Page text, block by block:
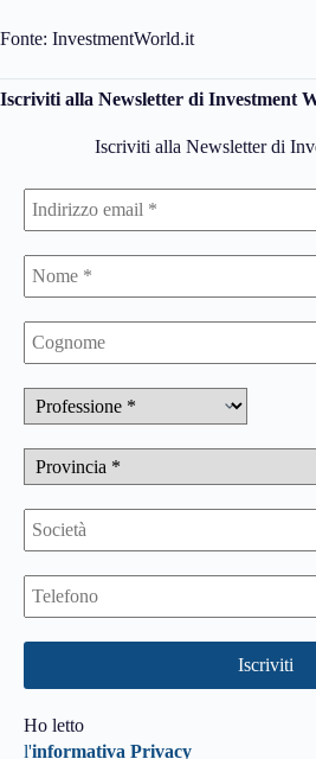
Fonte: InvestmentWorld.it
Iscriviti alla Newsletter di Investment
Iscriviti alla Newsletter di
Ho letto
l'informativa Privacy